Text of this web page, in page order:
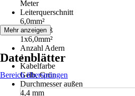
Meter
Leiterquerschnitt
6,0mm²
Kabelmaß
1x6,0mm²
Anzahl Adern
1
Kabelfarbe
Gelb, Grün
Durchmesser außen
4,4 mm
Mehr anzeigen
Datenblätter
Bereich überspringen